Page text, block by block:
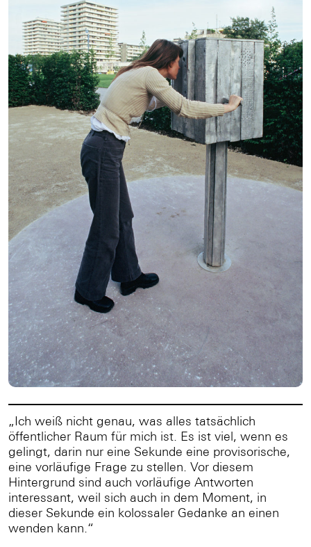
„Ich weiß nicht genau, was alles tatsächlich
öffentlicher Raum für mich ist. Es ist viel, wenn es
gelingt, darin nur eine Sekunde eine provisorische,
eine vorläufige Frage zu stellen. Vor diesem
Hintergrund sind auch vorläufige Antworten
interessant, weil sich auch in dem Moment, in
dieser Sekunde ein kolossaler Gedanke an einen
wenden kann.“